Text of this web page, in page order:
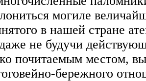
могиле
в нашей стране
не будучи
почитаемым местом,
бережного